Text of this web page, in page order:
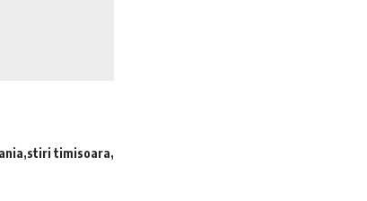
stiri timisoara